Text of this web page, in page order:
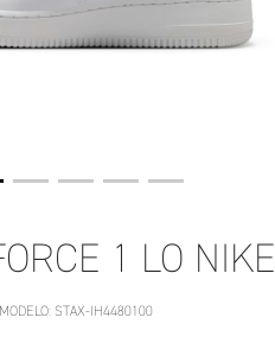
1 LO NIKE
MODELO: STAX-IH4480100